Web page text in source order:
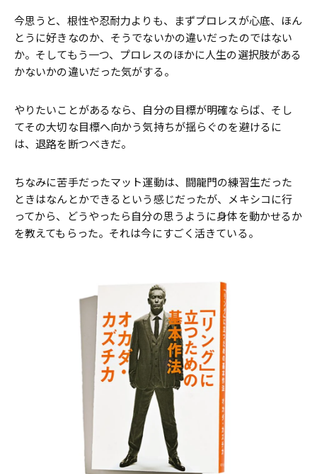
今思うと、根性や忍耐力よりも、まずプロレスが心底、ほん
とうに好きなのか、そうでないかの違いだったのではない
か。そしてもう一つ、プロレスのほかに人生の選択肢がある
かないかの違いだった気がする。
やりたいことがあるなら、自分の目標が明確ならば、そし
てその大切な目標へ向かう気持ちが揺らぐのを避けるに
は、退路を断つべきだ。
ちなみに苦手だったマット運動は、闘龍門の練習生だった
ときはなんとかできるという感じだったが、メキシコに行
ってから、どうやったら自分の思うように身体を動かせるか
を教えてもらった。それは今にすごく活きている。